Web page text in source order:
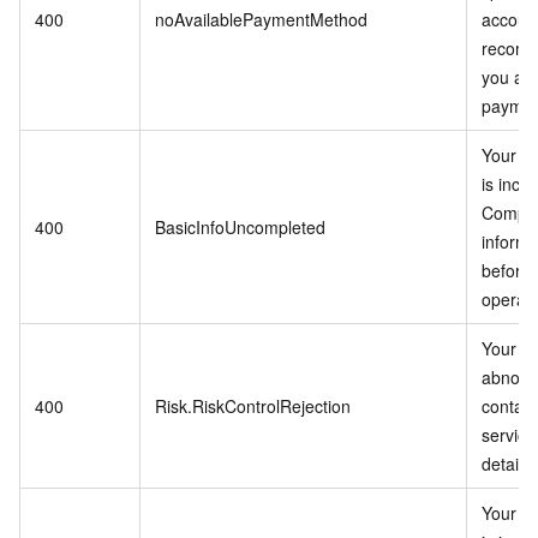
400 noAvailablePaymentMethod
you
400 BasicInfoUncompleted
Your
is
before
400 Risk.RiskControlRejection
Your
details.
Your